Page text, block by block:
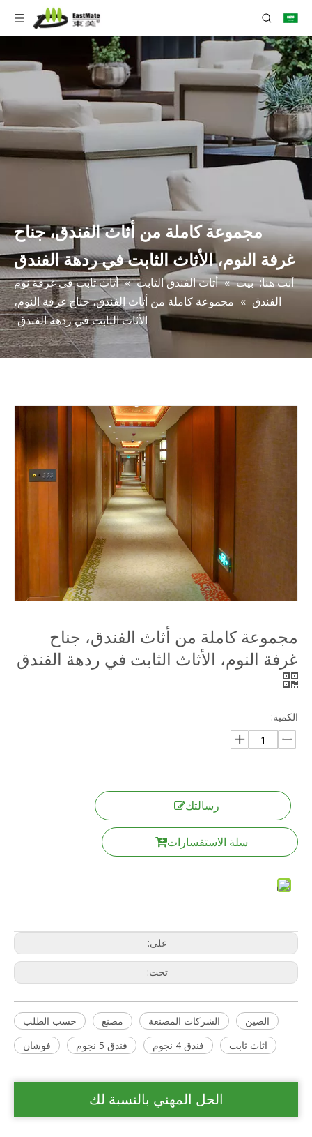
مجموعة كاملة من أثاث الفندق، جناح
غرفة النوم، الأثاث الثابت في ردهة الفندق
أنت هنا: بيت » أثاث الفندق الثابت » أثاث ثابت في غرفة نوم
الفندق » مجموعة كاملة من أثاث الفندق، جناح غرفة النوم،
الأثاث الثابت في ردهة الفندق
مجموعة كاملة من أثاث الفندق، جناح
غرفة النوم، الأثاث الثابت في ردهة الفندق
الكمية:
رسالتك
سلة الاستفسارات
على:
تحت:
حسب الطلب مصنع الشركات المصنعة
الصين
فوشان
فندق 5 نجوم فندق 4 نجوم اثاث ثابت
الحل المهني بالنسبة لك